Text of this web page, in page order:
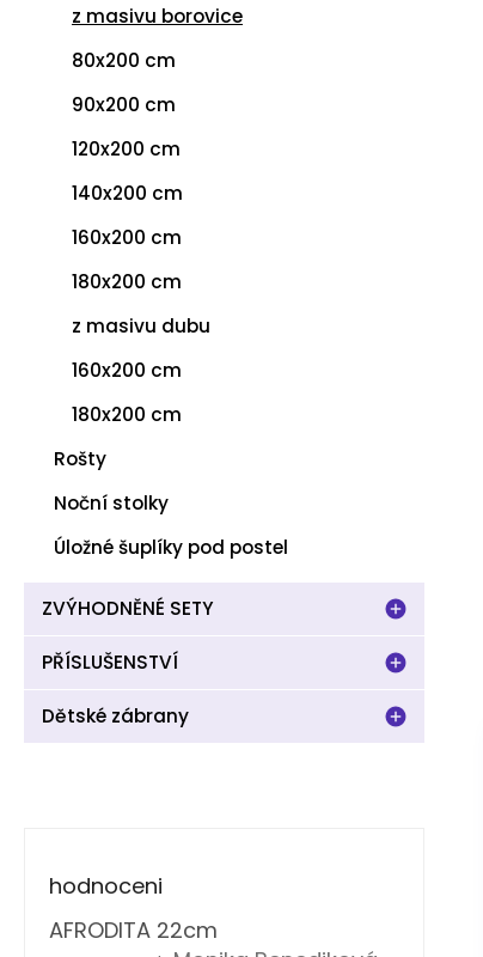
z masivu borovice
80x200 cm
90x200 cm
120x200 cm
140x200 cm
160x200 cm
180x200 cm
z masivu dubu
160x200 cm
180x200 cm
Rošty
Noční stolky
Úložné šuplíky pod postel
ZVÝHODNĚNÉ SETY
PŘÍSLUŠENSTVÍ
Dětské zábrany
hodnoceni
AFRODITA 22cm